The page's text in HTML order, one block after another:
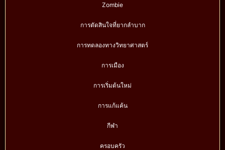
Zombie
การตัดสินใจที่ยากลำบาก
การทดลองทางวิทยาศาสตร์
การเมือง
การเริ่มต้นใหม่
การแก้แค้น
กีฬา
ครอบครัว